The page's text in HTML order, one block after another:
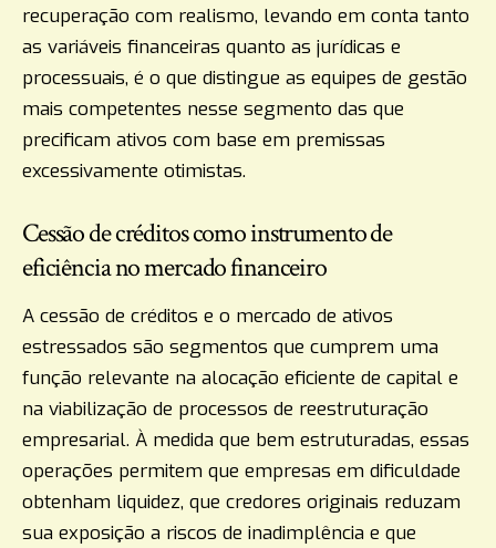
recuperação com realismo, levando em conta tanto
as variáveis financeiras quanto as jurídicas e
processuais, é o que distingue as equipes de gestão
mais competentes nesse segmento das que
precificam ativos com base em premissas
excessivamente otimistas.
Cessão de créditos como instrumento de
eficiência no mercado financeiro
A cessão de créditos e o mercado de ativos
estressados são segmentos que cumprem uma
função relevante na alocação eficiente de capital e
na viabilização de processos de reestruturação
empresarial. À medida que bem estruturadas, essas
operações permitem que empresas em dificuldade
obtenham liquidez, que credores originais reduzam
sua exposição a riscos de inadimplência e que